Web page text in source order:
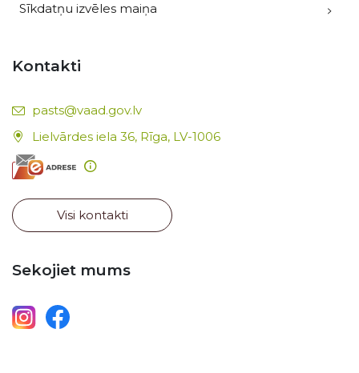
Sīkdatņu izvēles maiņa
Kontakti
E-pasts:
pasts@vaad.gov.lv
Lielvārdes iela 36, Rīga, LV-1006
Visi kontakti
Sekojiet mums